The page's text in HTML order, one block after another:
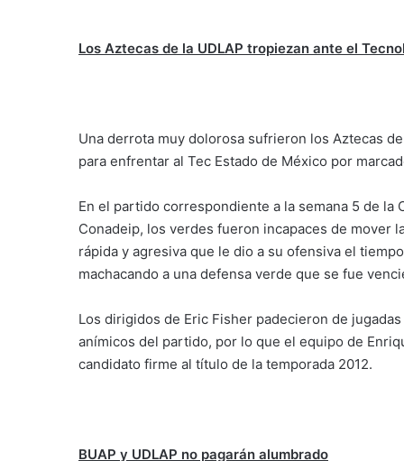
Los Aztecas de la UDLAP tropiezan ante el
Una derrota muy dolorosa sufrieron los Aztecas
para enfrentar al Tec Estado de México por
En el partido correspondiente a la semana 5 de
Conadeip, los verdes fueron incapaces de mover
rápida y agresiva que le dio a su ofensiva el
machacando a una defensa verde que se fue
Los dirigidos de Eric Fisher padecieron de
anímicos del partido, por lo que el equipo de
candidato firme al título de la temporada 2012.
BUAP y UDLAP no pagarán alumbrado